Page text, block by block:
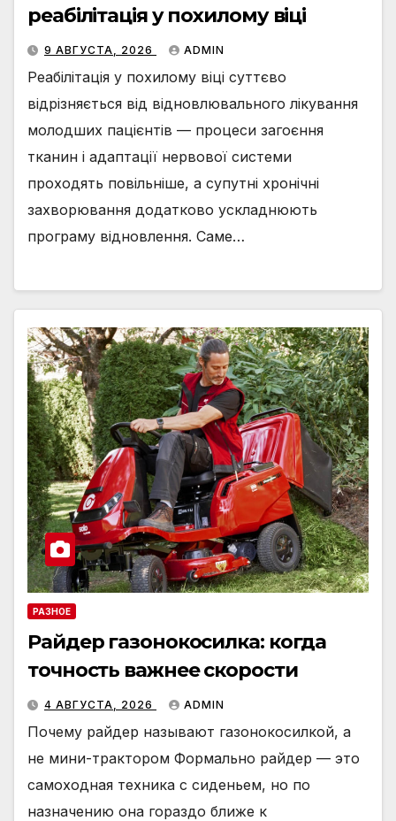
реабілітація у похилому віці
9 АВГУСТА, 2026 ADMIN
Реабілітація у похилому віці суттєво
відрізняється від відновлювального лікування
молодших пацієнтів — процеси загоєння
тканин і адаптації нервової системи
проходять повільніше, а супутні хронічні
захворювання додатково ускладнюють
програму відновлення. Саме…
РАЗНОЕ
Райдер газонокосилка: когда
точность важнее скорости
4 АВГУСТА, 2026 ADMIN
Почему райдер называют газонокосилкой, а
не мини-трактором Формально райдер — это
самоходная техника с сиденьем, но по
назначению она гораздо ближе к